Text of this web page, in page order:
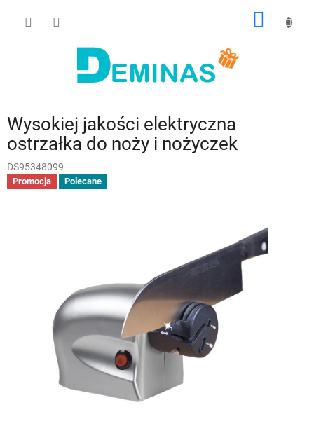
Wysokiej jakości elektryczna
ostrzałka do noży i nożyczek
DS95348099
Promocja Polecane